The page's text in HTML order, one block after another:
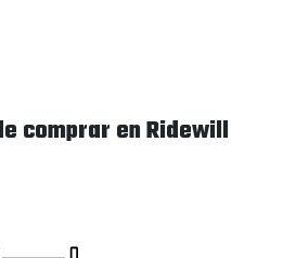
comprar en Ridewill